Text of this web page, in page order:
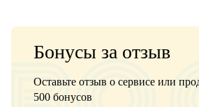
Бонусы за отзыв
Оставьте отзыв о сервисе или
500 бонусов